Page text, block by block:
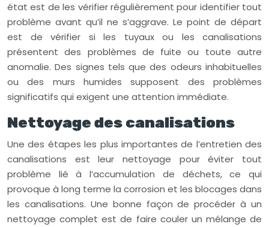
état est de les vérifier régulièrement pour identifier tout
problème avant qu’il ne s’aggrave. Le point de départ
est de vérifier si les tuyaux ou les canalisations
présentent des problèmes de fuite ou toute autre
anomalie. Des signes tels que des odeurs inhabituelles
ou des murs humides supposent des problèmes
significatifs qui exigent une attention immédiate.
Nettoyage des canalisations
Une des étapes les plus importantes de l’entretien des
canalisations est leur nettoyage pour éviter tout
problème lié à l’accumulation de déchets, ce qui
provoque à long terme la corrosion et les blocages dans
les canalisations. Une bonne façon de procéder à un
nettoyage complet est de faire couler un mélange de